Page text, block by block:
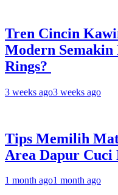
Tren Cincin
Modern Semakin
Rings?
3 weeks ago3 weeks ago
Tips Memilih
Area Dapur Cuci
1 month ago1 month ago